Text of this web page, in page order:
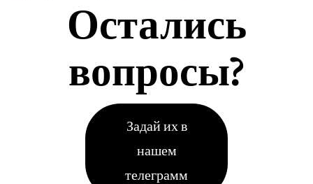
Остались
вопросы?
Задай их в
нашем
телеграмм